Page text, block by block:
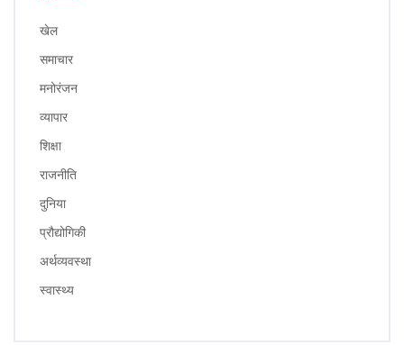
खेल
समाचार
मनोरंजन
व्यापार
शिक्षा
राजनीति
दुनिया
प्रौद्योगिकी
अर्थव्यवस्था
स्वास्थ्य